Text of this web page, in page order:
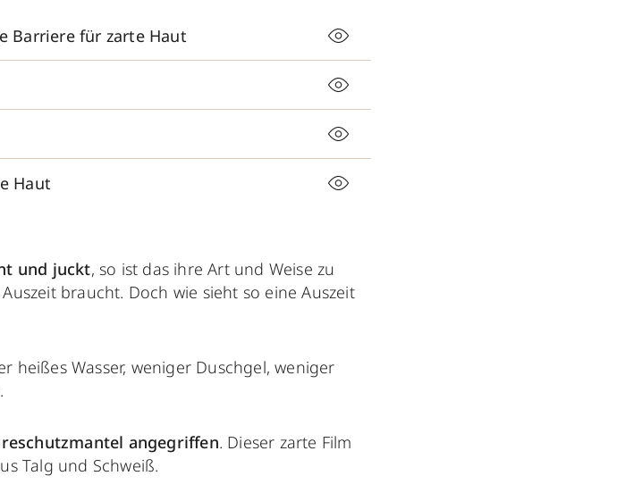
Barriere für zarte Haut
Haut
und juckt, so ist das ihre Art und Weise zu
braucht. Doch wie sieht so eine Auszeit
heißes Wasser, weniger Duschgel, weniger
angegriffen. Dieser zarte Film
Talg und Schweiß.